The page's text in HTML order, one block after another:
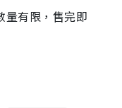
量有限，售完即